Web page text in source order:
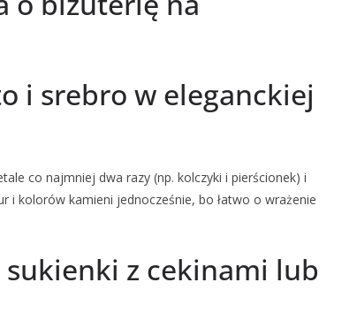
i srebro w eleganckiej
co najmniej dwa razy (np. kolczyki i pierścionek) i
i kolorów kamieni jednocześnie, bo łatwo o wrażenie
z cekinami lub